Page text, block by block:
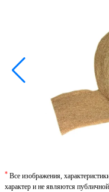
* Все изображения,
характер и не являются